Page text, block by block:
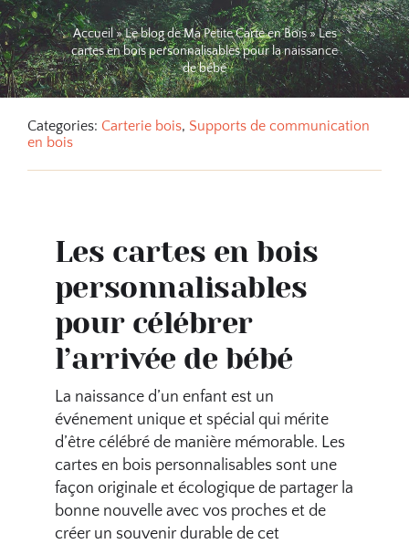
Accueil»Le blog de Ma Petite Carte en Bois»Les
cartes en bois personnalisables pour la naissance
de bébé
Categories: Carterie bois, Supports de communication
en bois
Les cartes en bois
personnalisables
pour célébrer
l’arrivée de bébé
La naissance d’un enfant est un
événement unique et spécial qui mérite
d’être célébré de manière mémorable. Les
cartes en bois personnalisables sont une
façon originale et écologique de partager la
bonne nouvelle avec vos proches et de
créer un souvenir durable de cet